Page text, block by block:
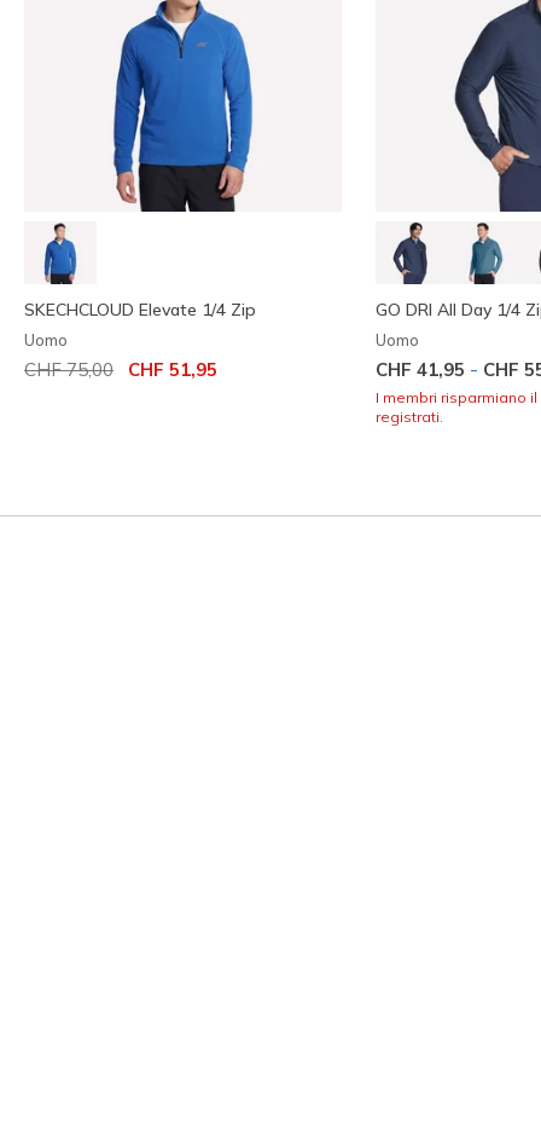
SKECHCLOUD Elevate 1/4 Zip
Uomo
Prezzo ridotto da
CHF 75,00 per
CHF 51,95
GO DRI All Day 1/4
Uomo
CHF 41,95 - CHF
I membri risparmiano
registrati.